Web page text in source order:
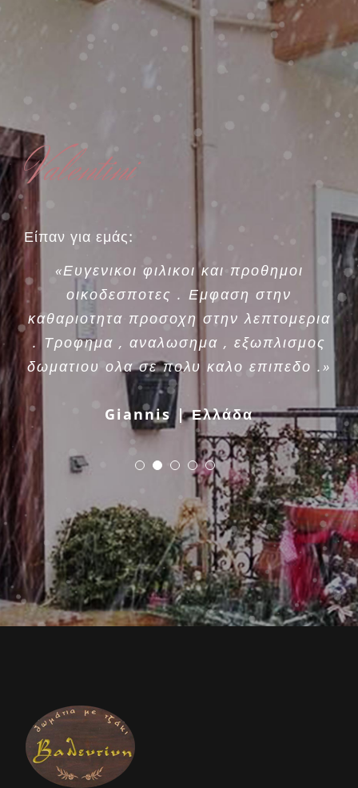
Valentini
Είπαν για εμάς:
«Ευγενικοι φιλικοι και προθημοι
οικοδεσποτες . Εμφαση στην
καθαριοτητα προσοχη στην λεπτομερια
. Τροφημα , αναλωσημα , εξωπλισμος
δωματιου ολα σε πολυ καλο επιπεδο .»
Giannis | Ελλάδα